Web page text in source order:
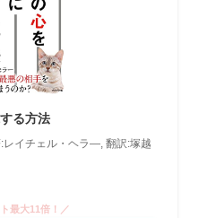
る方法
レイチェル・ヘラ―, 翻訳:塚越
最大11倍！／